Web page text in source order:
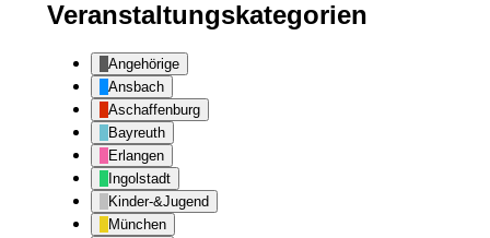
Veranstaltungskategorien
Angehörige
Ansbach
Aschaffenburg
Bayreuth
Erlangen
Ingolstadt
Kinder-&Jugend
München